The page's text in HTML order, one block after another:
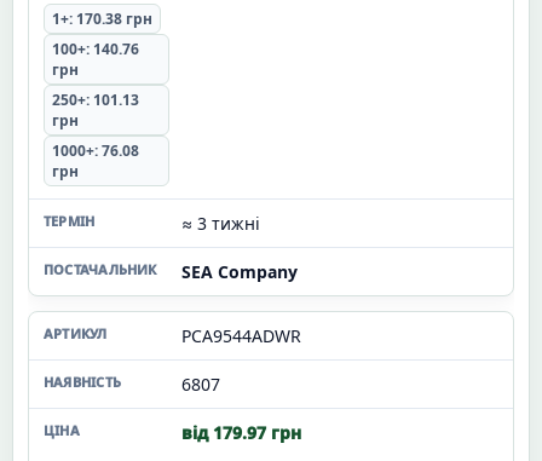
1+: 170.38 грн
100+: 140.76
грн
250+: 101.13
грн
1000+: 76.08
грн
≈ 3 тижні
SEA Company
PCA9544ADWR
6807
від 179.97 грн